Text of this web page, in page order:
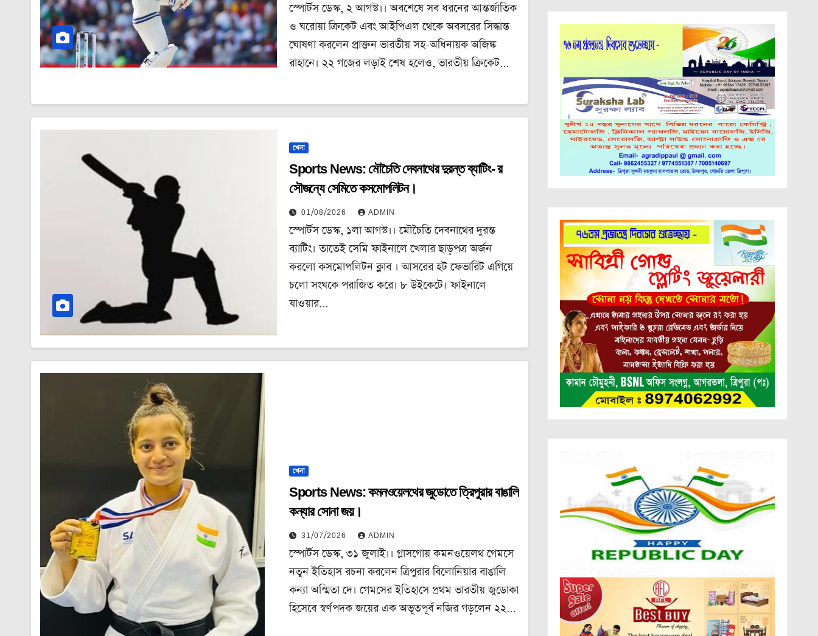
স্পোর্টস ডেস্ক, ২ আগস্ট।। অবশেষে সব ধরনের আন্তর্জাতিক
ও ঘরোয়া ক্রিকেট এবং আইপিএল থেকে অবসরের সিদ্ধান্ত
ঘোষণা করলেন প্রাক্তন ভারতীয় সহ-অধিনায়ক অজিঙ্ক
রাহানে। ২২ গজের লড়াই শেষ হলেও, ভারতীয় ক্রিকেট…
খেলা
Sports News: মৌচৈতি দেবনাথের দুরন্ত ব্যাটিং- র
সৌজন্যে সেমিতে কসমোপলিটন।
01/08/2026 ADMIN
স্পোর্টস ডেস্ক, ১লা আগস্ট।। মৌচৈতি দেবনাথের দুরন্ত
ব্যাটিং। তাতেই সেমি ফাইনালে খেলার ছাড়পত্র অর্জন
করলো কসমোপলিটন ক্লাব । আসরের হট ফেভারিট এগিয়ে
চলো সংঘকে পরাজিত করে। ৮ উইকেটে। ফাইনালে
যাওয়ার…
খেলা
Sports News: কমনওয়েলথের জুডোতে ত্রিপুরার বাঙালি
কন্যার সোনা জয়।
31/07/2026 ADMIN
স্পোর্টস ডেস্ক, ৩১ জুলাই।। গ্লাসগোয় কমনওয়েলথ গেমসে
নতুন ইতিহাস রচনা করলেন ত্রিপুরার বিলোনিয়ার বাঙালি
কন্যা অস্মিতা দে। গেমসের ইতিহাসে প্রথম ভারতীয় জুডোকা
হিসেবে স্বর্ণপদক জয়ের এক অভূতপূর্ব নজির গড়লেন ২২…